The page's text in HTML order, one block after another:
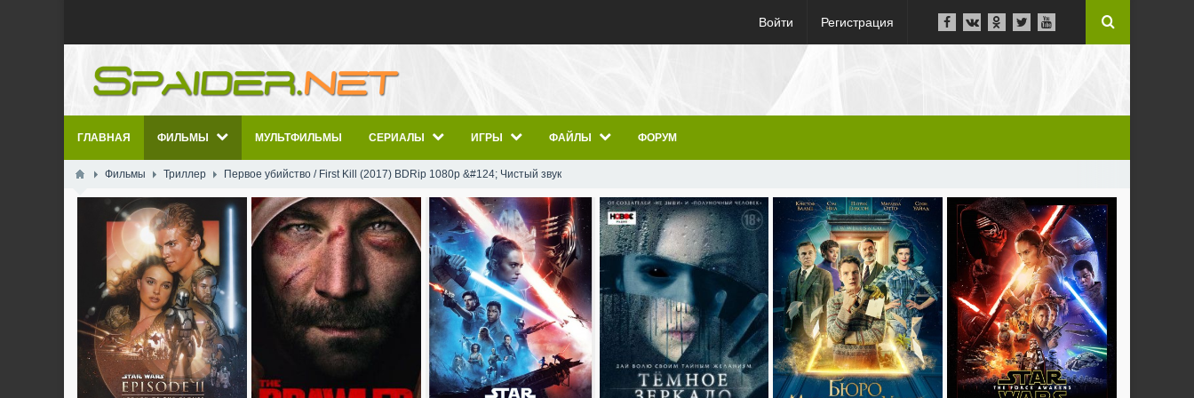
Войти Регистрация
ГЛАВНАЯ ФИЛЬМЫ МУЛЬТФИЛЬМЫ СЕРИАЛЫ ИГРЫ ФАЙЛЫ ФОРУМ
Фильмы Триллер Первое убийство / First Kill (2017) BDRip 1080p &#124; Чистый звук